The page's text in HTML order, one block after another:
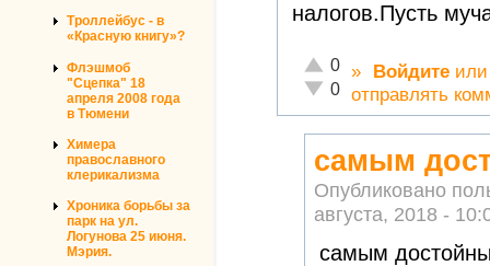
Троллейбус - в
«Красную книгу»?
Флэшмоб
"Сцепка" 18
апреля 2008 года
в Тюмени
Химера
православного
клерикализма
Хроника борьбы за
парк на ул.
Логунова 25 июня.
Мэрия.
налогов.Пусть
Отлично!
0
Неадекватно!
0
» Войдите
отправлять
самым
Опубликовано
августа, 2018 -
самым